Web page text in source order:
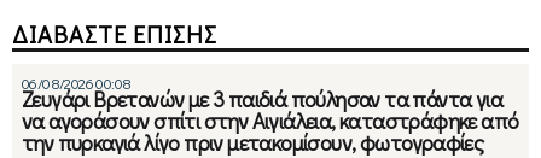
ΔΙΑΒΑΣΤΕ ΕΠΙΣΗΣ
06/08/2026 00:08
Ζευγάρι Βρετανών με 3 παιδιά πούλησαν τα πάντα για
να αγοράσουν σπίτι στην Αιγιάλεια, καταστράφηκε από
την πυρκαγιά λίγο πριν μετακομίσουν, φωτογραφίες